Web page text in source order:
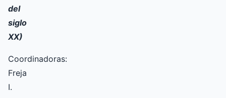
del
siglo
XX)
Coordinadoras:
Freja
I.